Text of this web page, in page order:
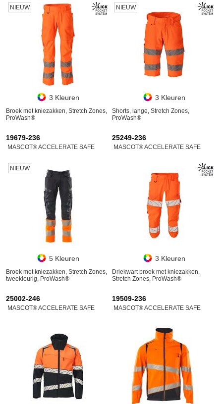
NIEUW
3 Kleuren
Broek met kniezakken, Stretch Zones,
ProWash®
NIEUW
3 Kleuren
Shorts, lange, Stretch Zones,
ProWash®
19679-236
MASCOT® ACCELERATE SAFE
NIEUW
5 Kleuren
Broek met kniezakken, Stretch Zones,
tweekleurig, ProWash®
25249-236
MASCOT® ACCELERATE SAFE
3 Kleuren
Driekwart broek met kniezakken,
Stretch Zones, ProWash®
25002-246
MASCOT® ACCELERATE SAFE
19509-236
MASCOT® ACCELERATE SAFE